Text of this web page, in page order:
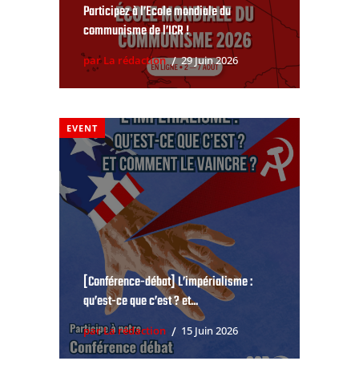
Participez à l’Ecole mondiale du
communisme de l’ICR !
par La rédaction 29 Juin 2026
EVENT
[Conférence-débat] L’impérialisme :
qu’est-ce que c’est ? et...
par La rédaction 15 Juin 2026